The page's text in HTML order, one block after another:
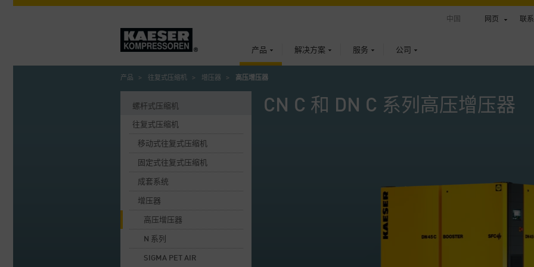
产品 解决方案 服务 公司
中国 网页 联
产品 往复式压缩机 增压器 高压增压器
CN C 和 DN C 系列高压增压器
螺杆式压缩机
往复式压缩机
移动式往复式压缩机
固定式往复式压缩机
成套系统
增压器
高压增压器
N 系列
SIGMA PET AIR